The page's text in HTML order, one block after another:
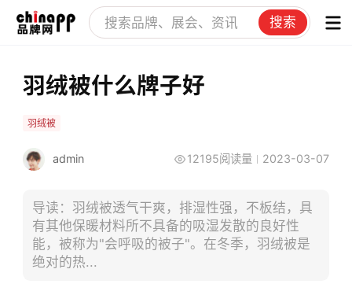
搜索
羽绒被什么牌子好
羽绒被
admin 12195阅读量 2023-03-07
导读：羽绒被透气干爽，排湿性强，不板结，具
有其他保暖材料所不具备的吸湿发散的良好性
能，被称为"会呼吸的被子"。在冬季，羽绒被是
绝对的热...